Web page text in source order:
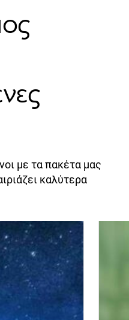
με τα πακέτα μας
καλύτερα